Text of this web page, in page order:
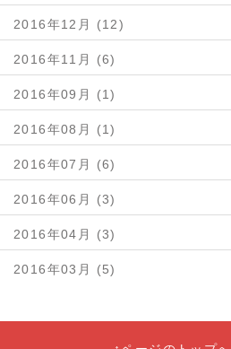
2016年12月 (12)
2016年11月 (6)
2016年09月 (1)
2016年08月 (1)
2016年07月 (6)
2016年06月 (3)
2016年04月 (3)
2016年03月 (5)